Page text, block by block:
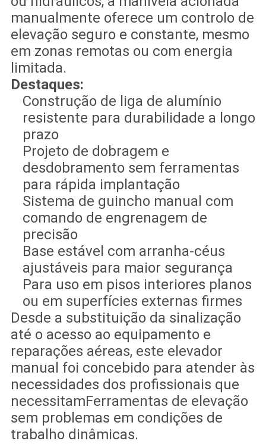
manualmente oferece um controlo de
elevação seguro e constante, mesmo
em zonas remotas ou com energia
limitada.
Destaques:
Construção de liga de alumínio
resistente para durabilidade a longo
prazo
Projeto de dobragem e
desdobramento sem ferramentas
para rápida implantação
Sistema de guincho manual com
comando de engrenagem de
precisão
Base estável com arranha-céus
ajustáveis para maior segurança
Para uso em pisos interiores planos
ou em superfícies externas firmes
Desde a substituição da sinalização
até o acesso ao equipamento e
reparações aéreas, este elevador
manual foi concebido para atender às
necessidades dos profissionais que
necessitamFerramentas de elevação
sem problemas em condições de
trabalho dinâmicas.